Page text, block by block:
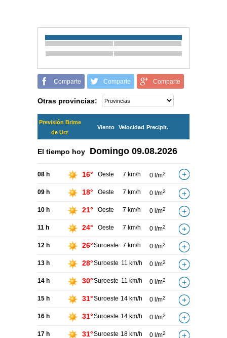
Comparte Comparte Comparte
Otras provincias:
Previsión Brime
de Urz
Viento Velocidad Precipit.
El tiempo hoy Domingo 09.08.2026
08 h 16° Oeste 7 km/h 0 l/m2
09 h 18° Oeste 7 km/h 0 l/m2
10 h 21° Oeste 7 km/h 0 l/m2
11 h 24° Oeste 7 km/h 0 l/m2
12 h 26°Suroeste 7 km/h 0 l/m2
13 h 28°Suroeste 11 km/h 0 l/m2
14 h 30°Suroeste 11 km/h 0 l/m2
15 h 31°Suroeste 14 km/h 0 l/m2
16 h 31°Suroeste 14 km/h 0 l/m2
17 h 31°Suroeste 18 km/h 0 l/m2